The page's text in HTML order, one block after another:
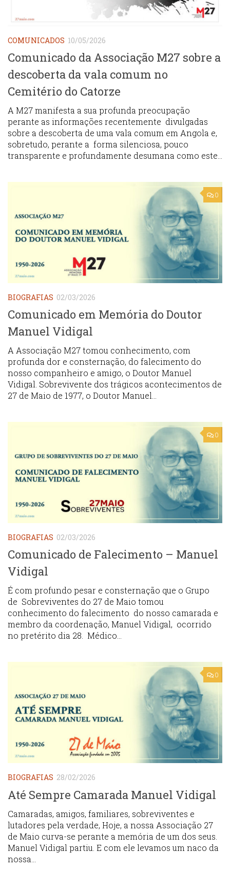
COMUNICADOS 10/05/2026
Comunicado da Associação M27 sobre a
descoberta da vala comum no
Cemitério do Catorze
A M27 manifesta a sua profunda preocupação
perante as informações recentemente divulgadas
sobre a descoberta de uma vala comum em Angola e,
sobretudo, perante a forma silenciosa, pouco
transparente e profundamente desumana como este...
0
BIOGRAFIAS 02/03/2026
Comunicado em Memória do Doutor
Manuel Vidigal
A Associação M27 tomou conhecimento, com
profunda dor e consternação, do falecimento do
nosso companheiro e amigo, o Doutor Manuel
Vidigal. Sobrevivente dos trágicos acontecimentos de
27 de Maio de 1977, o Doutor Manuel...
0
BIOGRAFIAS 02/03/2026
Comunicado de Falecimento – Manuel
Vidigal
É com profundo pesar e consternação que o Grupo
de Sobreviventes do 27 de Maio tomou
conhecimento do falecimento do nosso camarada e
membro da coordenação, Manuel Vidigal, ocorrido
no pretérito dia 28. Médico...
0
BIOGRAFIAS 28/02/2026
Até Sempre Camarada Manuel Vidigal
Camaradas, amigos, familiares, sobreviventes e
lutadores pela verdade, Hoje, a nossa Associação 27
de Maio curva-se perante a memória de um dos seus.
Manuel Vidigal partiu. E com ele levamos um naco da
nossa...